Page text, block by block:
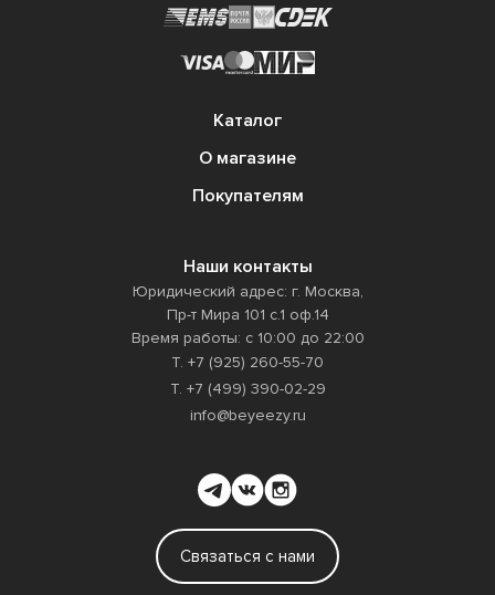
Каталог
О магазине
Покупателям
Наши контакты
Юридический адрес: г. Москва,
Пр-т Мира 101 с.1 оф.14
Время работы: с 10:00 до 22:00
Т. +7 (925) 260-55-70
Т. +7 (499) 390-02-29
info@beyeezy.ru
Связаться с нами